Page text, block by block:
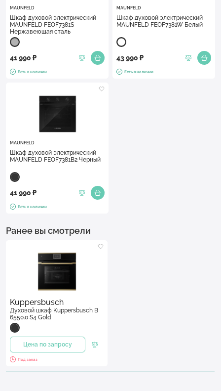
MAUNFELD
Шкаф духовой электрический
MAUNFELD FEOF7381S
Нержавеющая сталь
41 990 ₽
Есть в наличии
MAUNFELD
Шкаф духовой электрический
MAUNFELD FEOF7381W Белый
43 990 ₽
Есть в наличии
MAUNFELD
Шкаф духовой электрический
MAUNFELD FEOF7381B2 Черный
41 990 ₽
Есть в наличии
Ранее вы смотрели
Kuppersbusch
Духовой шкаф Kuppersbusch B
6550.0 S4 Gold
Цена по запросу
Под заказ